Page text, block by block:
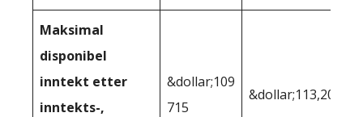
Maksimal
disponibel
inntekt etter
inntekts-,
&dollar;109
715
&dollar;113,208